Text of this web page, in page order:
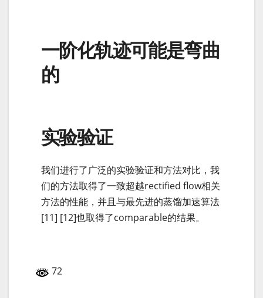
一阶化轨迹可能是弯曲
的
实验验证
我们进行了广泛的实验验证和方法对比，我
们的方法取得了一致超越rectified flow相关
方法的性能，并且与最先进的蒸馏加速算法
[11] [12]也取得了comparable的结果。
72